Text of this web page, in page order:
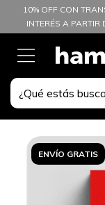
10% OFF CON
INTERÉS A
ENVÍO GRATIS